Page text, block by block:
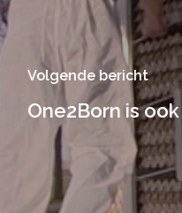
Volgende bericht
One2Born is